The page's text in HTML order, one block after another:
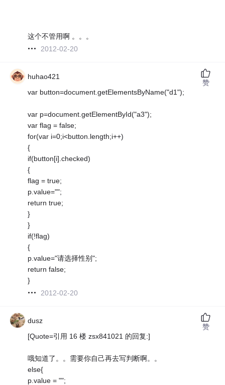
这个不管用啊 。。。
2012-02-20
huhao421
var button=document.getElementsByName("d1");
var p=document.getElementById("a3");
var flag = false;
for(var i=0;i<button.length;i++)
{
if(button[i].checked)
{
flag = true;
p.value="";
return true;
}
}
if(!flag)
{
p.value="请选择性别";
return false;
}
2012-02-20
赞
dusz
[Quote=引用 16 楼 zsx841021 的回复:]
哦知道了。。需要你自己再去写判断啊。。
else{
p.value = "";
赞